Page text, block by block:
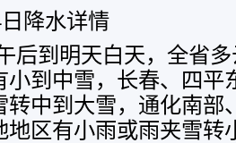
日降水详情
后到明天白天，全省
小到中雪，长春、四平
转中到大雪，通化南部
地区有小雨或雨夹雪转